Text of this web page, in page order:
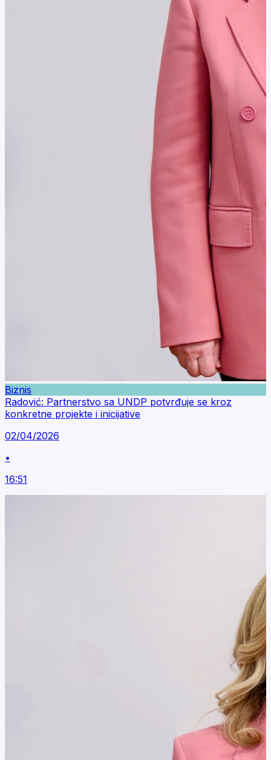
Biznis
Radović: Partnerstvo sa UNDP potvrđuje se kroz
konkretne projekte i inicijative
02/04/2026
•
16:51